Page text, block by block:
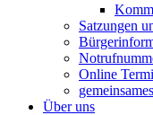
Satzungen
Online
Über uns